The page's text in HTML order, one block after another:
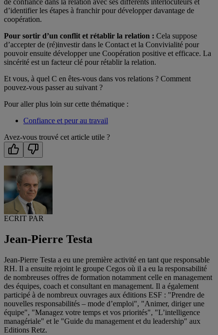
de confiance dans la relation avec ses différents interlocuteurs et
d’identifier les étapes à franchir pour développer davantage de
coopération.
Pour sortir d’un conflit et rétablir la relation : Cela suppose
d’accepter de (ré)investir dans le Contact et la Convivialité pour
pouvoir ensuite développer une Coopération positive et efficace. La
sincérité est un facteur clé pour rétablir la relation.
Et vous, à quel C en êtes-vous dans vos relations ? Comment
pouvez-vous passer au suivant ?
Pour aller plus loin sur cette thématique :
Confiance et peur au travail
Avez-vous trouvé cet article utile ?
ECRIT PAR
Jean-Pierre Testa
Jean-Pierre Testa a eu une première activité en tant que responsable
RH. Il a ensuite rejoint le groupe Cegos où il a eu la responsabilité
de nombreuses offres de formation notamment celle en management
des équipes, coach et consultant en management. Il a également
participé à de nombreux ouvrages aux éditions ESF : "Prendre de
nouvelles responsabilités – mode d’emploi", "Animer, diriger une
équipe", "Managez votre temps et vos priorités", "L’intelligence
managériale" et le "Guide du management et du leadership" aux
Editions Retz.